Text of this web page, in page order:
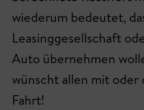
wiederum bedeutet,
Leasinggesellschaft
Auto übernehmen
wünscht allen mit oder
Fahrt!